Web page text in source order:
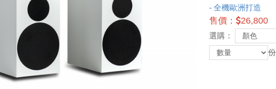
TONE Factory
Arôme d'Art
KLIPPEL
- 全機歐洲打造
售價： 26,800
選購：
份